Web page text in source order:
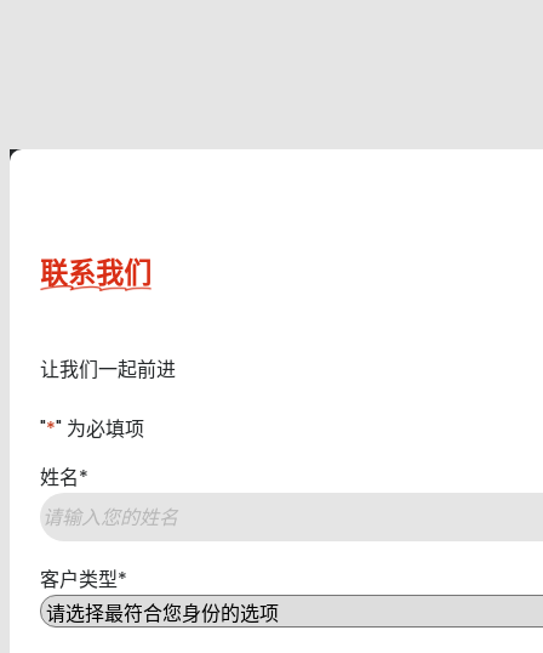
联系我们
让我们一起前进
"*" 为必填项
姓名*
一
页
客户类型*